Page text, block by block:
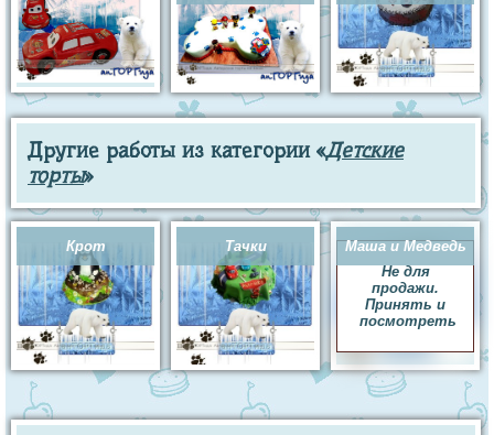
Другие работы из категории «Детские
торты»
Крот Тачки
Маша и Медведь
Не для
продажи.
Принять и
посмотреть